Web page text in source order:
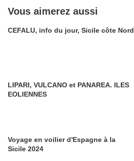
Vous aimerez aussi
CEFALU, info du jour, Sicile côte Nord
LIPARI, VULCANO et PANAREA. ILES
EOLIENNES
Voyage en voilier d'Espagne à la
Sicile 2024